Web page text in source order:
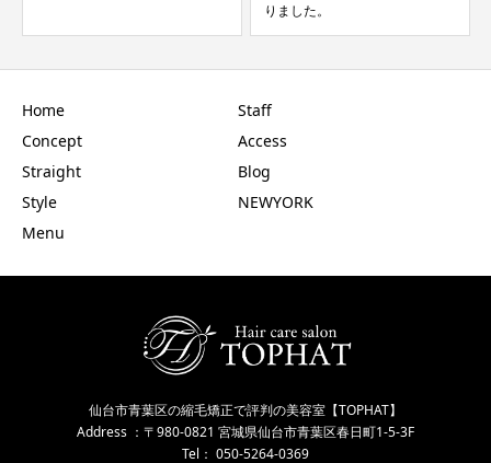
りました。
Home
Concept
Straight
Style
Menu
Staff
Access
Blog
NEWYORK
仙台市青葉区の縮毛矯正で評判の美容室【TOPHAT】
Address ：〒980-0821 宮城県仙台市青葉区春日町1-5-3F
Tel： 050-5264-0369